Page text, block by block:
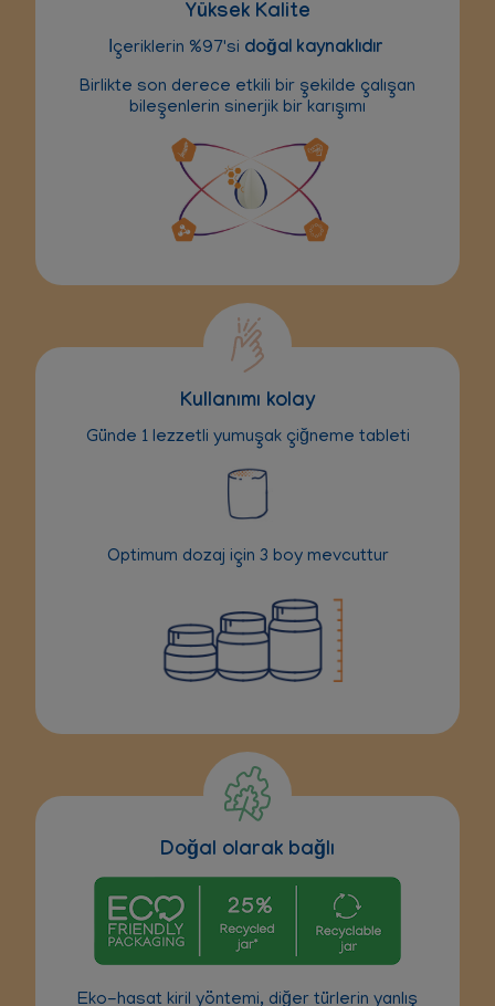
Yüksek Kalite
İçeriklerin %97'si doğal kaynaklıdır
Birlikte son derece etkili bir şekilde çalışan
bileşenlerin sinerjik bir karışımı
Kullanımı kolay
Günde 1 lezzetli yumuşak çiğneme tableti
Optimum dozaj için 3 boy mevcuttur
Doğal olarak bağlı
Eko-hasat kiril yöntemi, diğer türlerin yanlış